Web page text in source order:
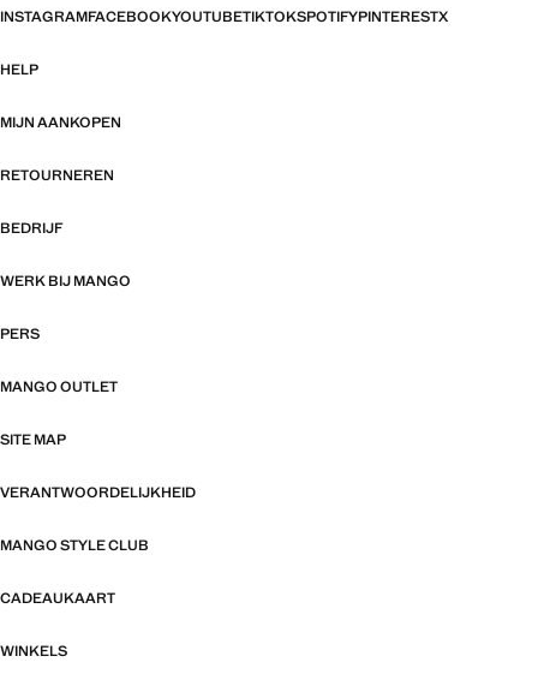
INSTAGRAMFACEBOOKYOUTUBETIKTOKSPOTIFYPINTERESTX
HELP
MIJN AANKOPEN
RETOURNEREN
BEDRIJF
WERK BIJ MANGO
PERS
MANGO OUTLET
SITE MAP
VERANTWOORDELIJKHEID
MANGO STYLE CLUB
CADEAUKAART
WINKELS